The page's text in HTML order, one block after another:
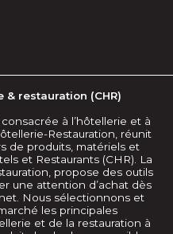
restauration (CHR)
à l’hôtellerie et à
Restauration, réunit
de produits, matériels et
et Restaurants (CHR). La
propose des outils
une attention d’achat dès
Nous sélectionnons et
les principales
et de la restauration à